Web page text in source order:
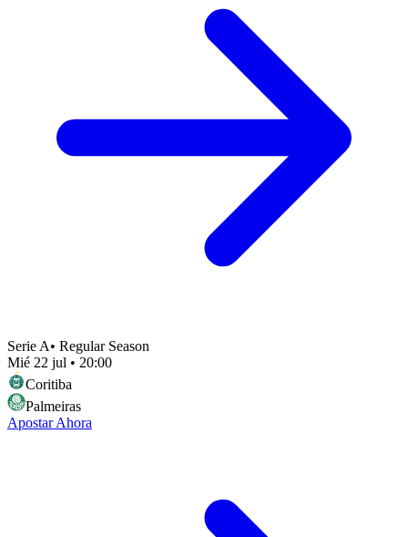
Serie A• Regular Season
Mié 22 jul • 20:00
Coritiba
Palmeiras
Apostar Ahora